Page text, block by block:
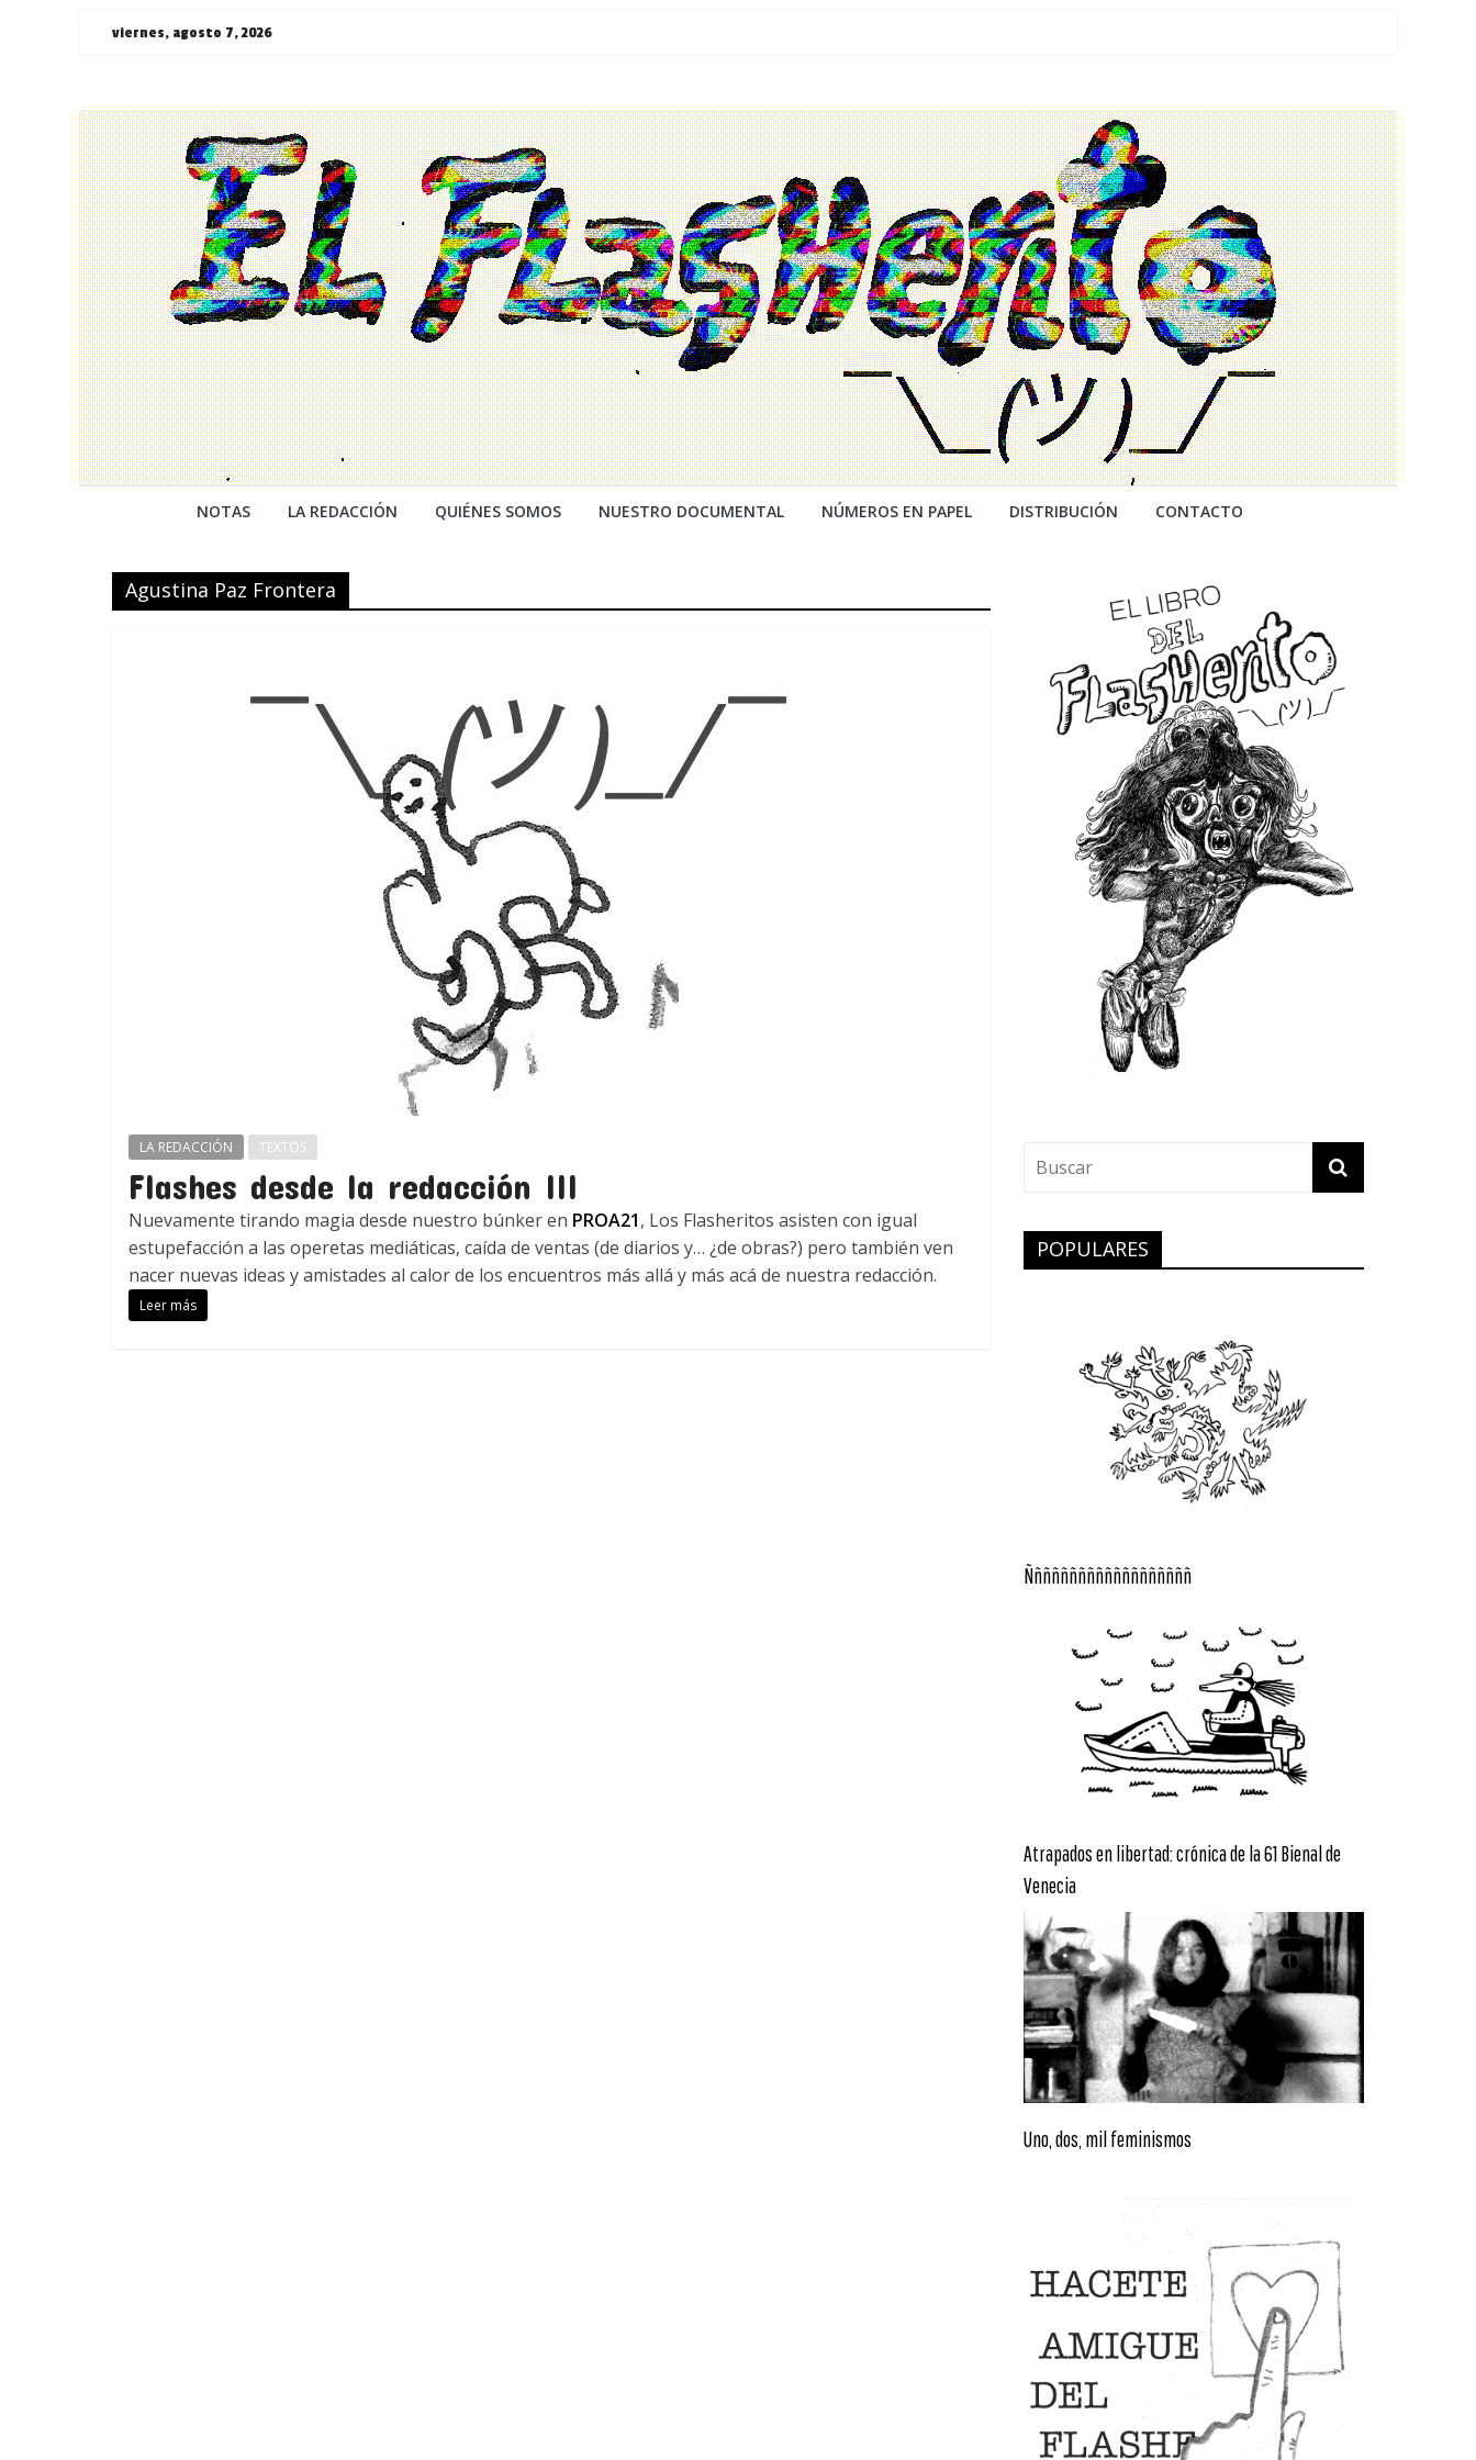
Saltarviernes, agosto 7, 2026
¯\_(ツ)_/
¯
NOTAS LA REDACCIÓN QUIÉNES SOMOS NUESTRO DOCUMENTAL NÚMEROS EN PAPEL DISTRIBUCIÓN CONTACTO
Agustina Paz Frontera
LA REDACCIÓN TEXTOS
Flashes desde la redacción III
Nuevamente tirando magia desde nuestro búnker en PROA21, Los Flasheritos asisten con igual
estupefacción a las operetas mediáticas, caída de ventas (de diarios y… ¿de obras?) pero también ven
nacer nuevas ideas y amistades al calor de los encuentros más allá y más acá de nuestra redacción.
Leer más
POPULARES
Ñññññññññññññññññññ
Atrapados en libertad: crónica de la 61 Bienal de
Venecia
Uno, dos, mil feminismos